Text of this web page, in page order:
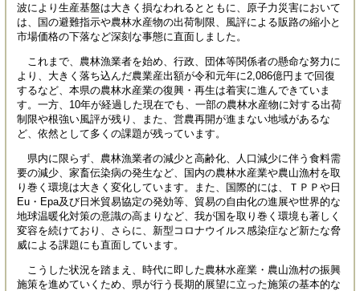
波により生産基盤は大きく損なわれるとともに、原子力災害において
は、国の避難指示や農林水産物の出荷制限、風評による販路の縮小と
市場価格の下落など深刻な事態に直面しました。
これまで、農林漁業者を始め、行政、団体等関係者の懸命な努力に
より、大きく落ち込んだ農業産出額が令和元年に2,086億円まで回復
するなど、本県の農林水産業の復興・再生は着実に進んできていま
す。一方、10年が経過した現在でも、一部の農林水産物に対する出荷
制限や根強い風評が残り、また、営農再開が進まない地域があるな
ど、依然として多くの課題が残っています。
県内に限らず、農林漁業者の減少と高齢化、人口減少に伴う食料需
要の減少、家畜伝染病の発生など、国内の農林水産業や農山漁村を取
り巻く環境は大きく変化しています。また、国際的には、ＴＰＰや日
Eu・Epa及び日米貿易協定の発効等、貿易の自由化の進展や世界的な
地球温暖化対策の意識の高まりなど、我が国を取り巻く環境も著しく
変容を続けており、さらに、新型コロナウイルス感染症など新たな脅
威による課題にも直面しています。
こうした状況を踏まえ、時代に即した農林水産業・農山漁村の振興
施策を進めていくため、県が行う長期的展望に立った施策の基本的な